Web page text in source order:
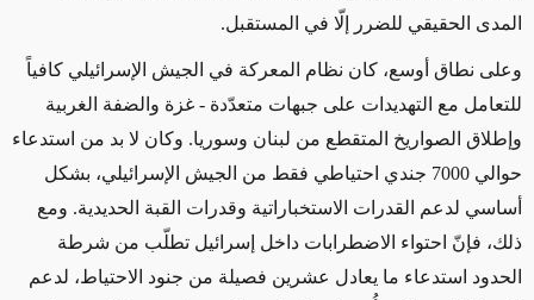
المدى الحقيقي للضرر إلّا في المستقبل.
وعلى نطاق أوسع، كان نظام المعركة في الجيش الإسرائيلي كافياً
للتعامل مع التهديدات على جبهات متعدّدة - غزة والضفة الغربية
وإطلاق الصواريخ المتقطع من لبنان وسوريا. وكان لا بد من استدعاء
حوالي 7000 جندي احتياطي فقط من الجيش الإسرائيلي، بشكل
أساسي لدعم القدرات الاستخباراتية وقدرات القبة الحديدية. ومع
ذلك، فإنّ احتواء الاضطرابات داخل إسرائيل تطلّب من شرطة
الحدود استدعاء ما يعادل عشرين فصيلة من جنود الاحتياط، لدعم